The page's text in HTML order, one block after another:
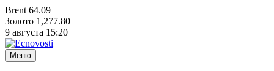
Brent 64.09
Золото 1,277.80
9 августа 15:20
Меню